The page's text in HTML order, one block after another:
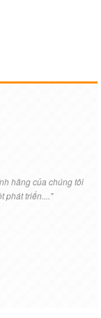
hãng của chúng tôi
phát triển...."